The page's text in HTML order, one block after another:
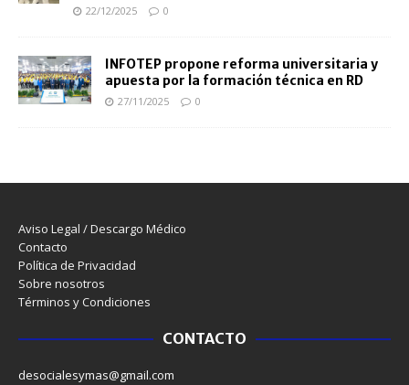
22/12/2025 0
INFOTEP propone reforma universitaria y
apuesta por la formación técnica en RD
27/11/2025 0
Aviso Legal / Descargo Médico
Contacto
Política de Privacidad
Sobre nosotros
Términos y Condiciones
CONTACTO
desocialesymas@gmail.com